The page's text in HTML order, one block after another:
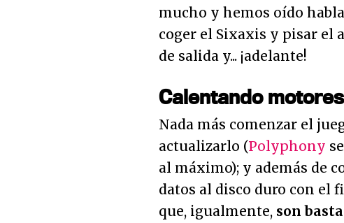
mucho y hemos oído
coger el Sixaxis y pisar el
de salida y... ¡adelante!
Calentando motores
Nada más comenzar el
actualizarlo (Polyphony
al máximo); y además de
datos al disco duro con el
que, igualmente, son